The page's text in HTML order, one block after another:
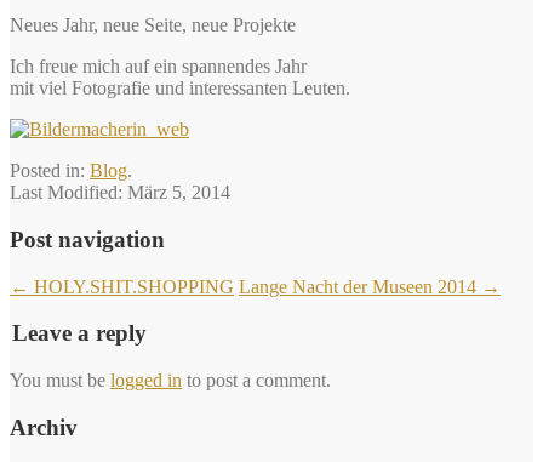
Neues Jahr, neue Seite, neue Projekte
Ich freue mich auf ein spannendes Jahr
mit viel Fotografie und interessanten Leuten.
Posted in: Blog.
Last Modified: März 5, 2014
Post navigation
← HOLY.SHIT.SHOPPING Lange Nacht der Museen 2014 →
Leave a reply
You must be logged in to post a comment.
Archiv